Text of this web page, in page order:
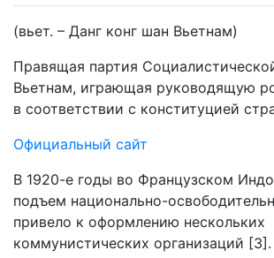
(вьет. – Данг конг шан Вьетнам)
Правящая партия
Вьетнам, играющая руководящую
в соответствии с конституцией
Официальный сайт
В 1920-е годы во Французском
подъем национально-
привело к оформлению нескольких
коммунистических организаций [3].